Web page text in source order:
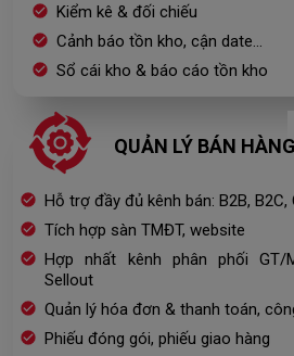
Kiểm kê & đối chiếu
Cảnh báo tồn kho, cận date...
Sổ cái kho & báo cáo tồn kho
QUẢN LÝ BÁN HÀNG
Hỗ trợ đầy đủ kênh bán: B2B, B2C,
Tích hợp sàn TMĐT, website
Hợp nhất kênh phân phối GT/
Sellout
Quản lý hóa đơn & thanh toán,
Phiếu đóng gói, phiếu giao hàng